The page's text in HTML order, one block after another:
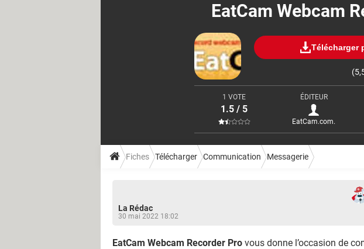
EatCam Webcam
Télécharger
1 VOTE
1.5 / 5
ÉDITEUR
EatCam.com.
Fiches Télécharger Communication Messagerie
La Rédac
30 mai 2022 18:02
EatCam Webcam Recorder Pro vous donne l’occasion de